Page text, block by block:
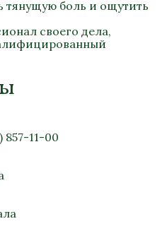
боль и ощутить
своего дела,
857-11-00